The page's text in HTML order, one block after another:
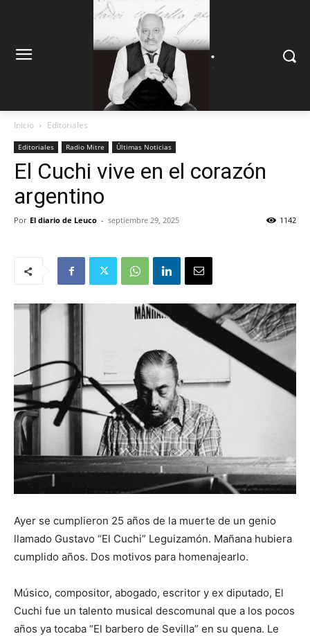
.
Inicio Editoriales
Editoriales Radio Mitre Últimas Noticias
El Cuchi vive en el corazón
argentino
Por El diario de Leuco - septiembre 29, 2025 1142
Ayer se cumplieron 25 años de la muerte de un genio
llamado Gustavo “El Cuchi” Leguizamón. Mañana hubiera
cumplido años. Dos motivos para homenajearlo.
Músico, compositor, abogado, escritor y ex diputado, El
Cuchi fue un talento musical descomunal que a los pocos
años ya tocaba “El barbero de Sevilla” en su quena. Le